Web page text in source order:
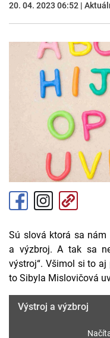
20. 04. 2023 06:52 |
Sú slová ktorá sa nám
a výzbroj. A tak sa
výstroj“. Všimol si to
to Sibyla Mislovičová
Výstroj a výzbroj